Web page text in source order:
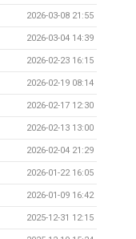
2026-03-08 21:55
2026-03-04 14:39
2026-02-23 16:15
2026-02-19 08:14
2026-02-17 12:30
2026-02-13 13:00
2026-02-04 21:29
2026-01-22 16:05
2026-01-09 16:42
2025-12-31 12:15